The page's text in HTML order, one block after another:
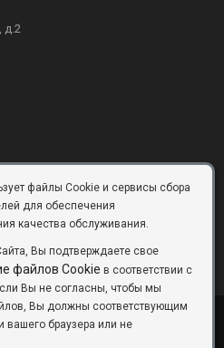
д.2
д.10, офис 3
Комплект»
файлы Cookie и сервисы сбора
для обеспечения
качества обслуживания.
Вы подтверждаете свое
файлов Cookie в соответствии с
Вы не согласны, чтобы мы
Вы должны соответствующим
вашего браузера или не